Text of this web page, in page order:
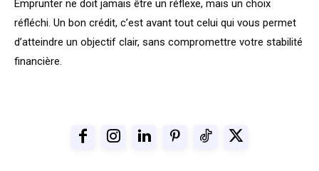
Emprunter ne doit jamais être un réflexe, mais un choix
réfléchi. Un bon crédit, c’est avant tout celui qui vous permet
d’atteindre un objectif clair, sans compromettre votre stabilité
financière.